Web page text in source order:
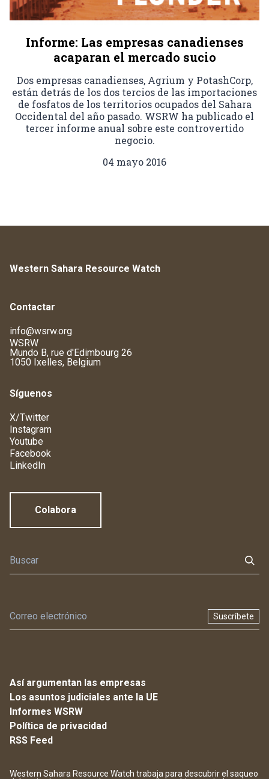
Informe: Las empresas canadienses
acaparan el mercado sucio
Dos empresas canadienses, Agrium y PotashCorp,
están detrás de los dos tercios de las importaciones
de fosfatos de los territorios ocupados del Sahara
Occidental del año pasado. WSRW ha publicado el
tercer informe anual sobre este controvertido
negocio.
04 mayo 2016
Western Sahara Resource Watch
Contactar
info@wsrw.org
WSRW
Mundo B, rue d'Edimbourg 26
1050 Ixelles, Belgium
Síguenos
X/Twitter
Instagram
Youtube
Facebook
LinkedIn
Colabora
Suscríbete
Así argumentan las empresas
Los asuntos judiciales ante la UE
Informes WSRW
Política de privacidad
RSS Feed
Western Sahara Resource Watch trabaja para descubrir el saqueo